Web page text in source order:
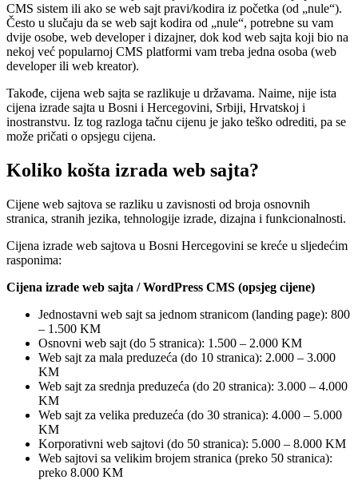
CMS sistem ili ako se web sajt pravi/kodira iz početka (od „nule“).
Često u slučaju da se web sajt kodira od „nule“, potrebne su vam
dvije osobe, web developer i dizajner, dok kod web sajta koji bio na
nekoj već popularnoj CMS platformi vam treba jedna osoba (web
developer ili web kreator).
Takođe, cijena web sajta se razlikuje u državama. Naime, nije ista
cijena izrade sajta u Bosni i Hercegovini, Srbiji, Hrvatskoj i
inostranstvu. Iz tog razloga tačnu cijenu je jako teško odrediti, pa se
može pričati o opsjegu cijena.
Koliko košta izrada web sajta?
Cijene web sajtova se razliku u zavisnosti od broja osnovnih
stranica, stranih jezika, tehnologije izrade, dizajna i funkcionalnosti.
Cijena izrade web sajtova u Bosni Hercegovini se kreće u sljedećim
rasponima:
Cijena izrade web sajta / WordPress CMS (opsjeg cijene)
Jednostavni web sajt sa jednom stranicom (landing page): 800
– 1.500 KM
Osnovni web sajt (do 5 stranica): 1.500 – 2.000 KM
Web sajt za mala preduzeća (do 10 stranica): 2.000 – 3.000
KM
Web sajt za srednja preduzeća (do 20 stranica): 3.000 – 4.000
KM
Web sajt za velika preduzeća (do 30 stranica): 4.000 – 5.000
KM
Korporativni web sajtovi (do 50 stranica): 5.000 – 8.000 KM
Web sajtovi sa velikim brojem stranica (preko 50 stranica):
preko 8.000 KM